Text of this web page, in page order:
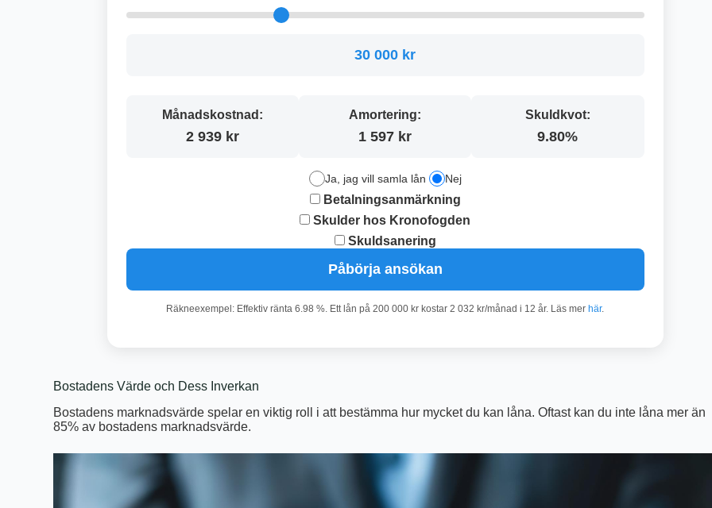
30 000 kr
Månadskostnad:
2 939 kr
Amortering:
1 597 kr
Skuldkvot:
9.80%
Ja, jag vill samla lån Nej
Betalningsanmärkning
Skulder hos Kronofogden
Skuldsanering
Påbörja ansökan
Räkneexempel: Effektiv ränta 6.98 %. Ett lån på 200 000 kr kostar 2 032 kr/månad i 12 år. Läs mer här.
Bostadens Värde och Dess Inverkan
Bostadens marknadsvärde spelar en viktig roll i att bestämma hur mycket du kan låna. Oftast kan du inte låna mer än
85% av bostadens marknadsvärde.